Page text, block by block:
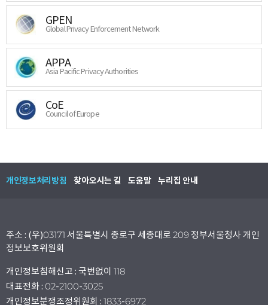
GPEN
Global Privacy Enforcement Network
APPA
Asia Pacific Privacy Authorities
CoE
Council of Europe
개인정보처리방침 찾아오시는 길 도움말 누리집 안내
주소 : (우)03171 서울특별시 종로구 세종대로 209 정부서울청사 개인
정보보호위원회
개인정보침해신고 : 국번없이 118
대표전화 : 02-2100-3025
개인정보분쟁조정위원회 : 1833-6972